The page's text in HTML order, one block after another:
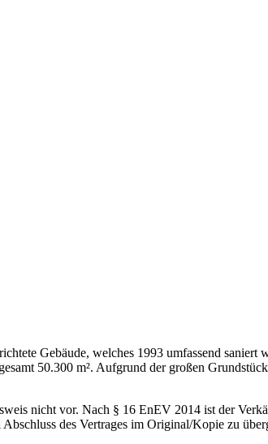
Gebäude, welches 1993 umfassend saniert
50.300 m². Aufgrund der großen
nicht vor. Nach § 16 EnEV 2014 ist der
des Vertrages im Original/Kopie zu